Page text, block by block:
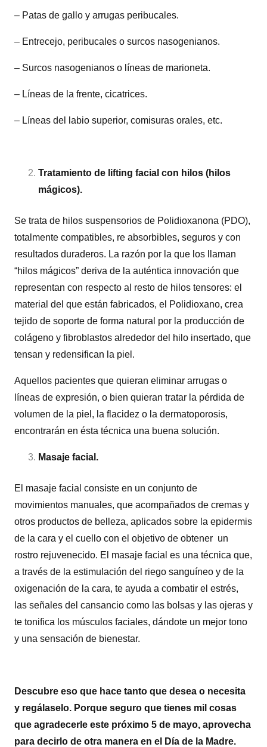
– Patas de gallo y arrugas peribucales.
– Entrecejo, peribucales o surcos nasogenianos.
– Surcos nasogenianos o líneas de marioneta.
– Líneas de la frente, cicatrices.
– Líneas del labio superior, comisuras orales, etc.
Tratamiento de lifting facial con hilos (hilos
mágicos).
Se trata de hilos suspensorios de Polidioxanona (PDO),
totalmente compatibles, re absorbibles, seguros y con
resultados duraderos. La razón por la que los llaman
“hilos mágicos” deriva de la auténtica innovación que
representan con respecto al resto de hilos tensores: el
material del que están fabricados, el Polidioxano, crea
tejido de soporte de forma natural por la producción de
colágeno y fibroblastos alrededor del hilo insertado, que
tensan y redensifican la piel.
Aquellos pacientes que quieran eliminar arrugas o
líneas de expresión, o bien quieran tratar la pérdida de
volumen de la piel, la flacidez o la dermatoporosis,
encontrarán en ésta técnica una buena solución.
Masaje facial .
El masaje facial consiste en un conjunto de
movimientos manuales, que acompañados de cremas y
otros productos de belleza, aplicados sobre la epidermis
de la cara y el cuello con el objetivo de obtener un
rostro rejuvenecido. El masaje facial es una técnica que,
a través de la estimulación del riego sanguíneo y de la
oxigenación de la cara, te ayuda a combatir el estrés,
las señales del cansancio como las bolsas y las ojeras y
te tonifica los músculos faciales, dándote un mejor tono
y una sensación de bienestar.
Descubre eso que hace tanto que desea o necesita
y regálaselo. Porque seguro que tienes mil cosas
que agradecerle este próximo 5 de mayo, aprovecha
para decirlo de otra manera en el Día de la Madre.